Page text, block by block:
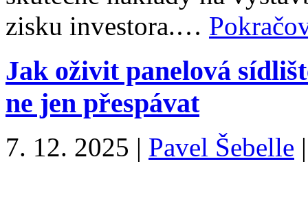
zisku investora.…
Jak oživit panelová
ne jen přespávat
7. 12. 2025 | Pavel Šebelle